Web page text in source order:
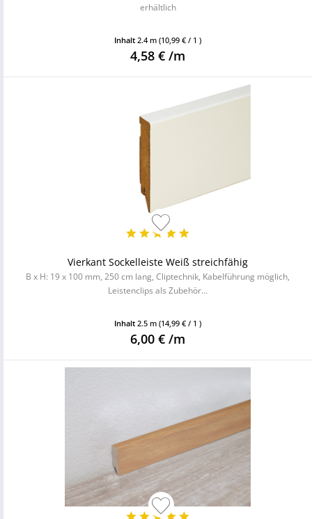
erhältlich
Inhalt 2.4 m (10,99 € / 1 )
4,58 € /m
Vierkant Sockelleiste Weiß streichfähig
B x H: 19 x 100 mm, 250 cm lang, Cliptechnik, Kabelführung möglich,
Leistenclips als Zubehör...
Inhalt 2.5 m (14,99 € / 1 )
6,00 € /m